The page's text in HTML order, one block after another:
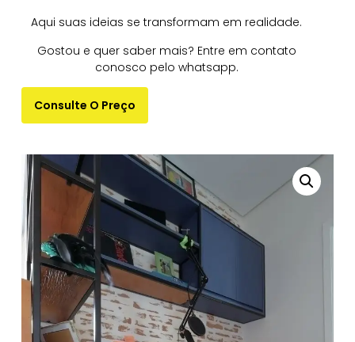
Aqui suas ideias se transformam em realidade.
Gostou e quer saber mais? Entre em contato
conosco pelo whatsapp.
Consulte O Preço